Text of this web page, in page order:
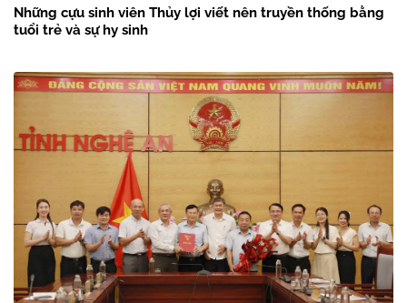
Những cựu sinh viên Thủy lợi viết nên truyền thống bằng
tuổi trẻ và sự hy sinh